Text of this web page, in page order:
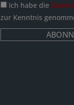
Ich habe die
zur Kenntnis